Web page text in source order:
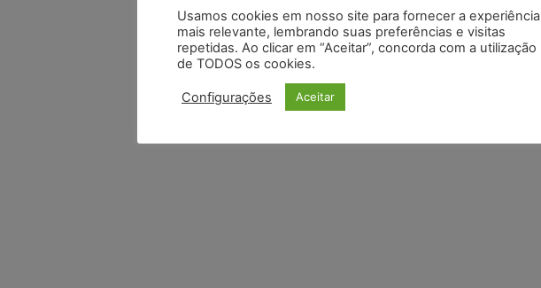
Usamos cookies em nosso site para fornecer a experiência
mais relevante, lembrando suas preferências e visitas
repetidas. Ao clicar em “Aceitar”, concorda com a utilização
de TODOS os cookies.
Configurações Aceitar